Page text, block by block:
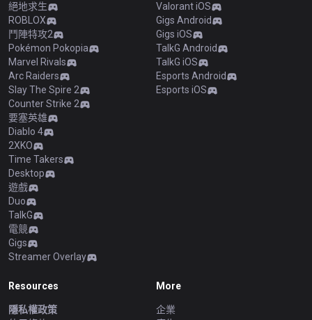
絕地求生
ROBLOX
鬥陣特攻2
Pokémon Pokopia
Marvel Rivals
Arc Raiders
Slay The Spire 2
Counter Strike 2
要塞英雄
Diablo 4
2XKO
Time Takers
Desktop
遊戲
Duo
TalkG
電競
Gigs
Streamer Overlay
Valorant iOS
Gigs Android
Gigs iOS
TalkG Android
TalkG iOS
Esports Android
Esports iOS
Resources
隱私權政策
More
企業